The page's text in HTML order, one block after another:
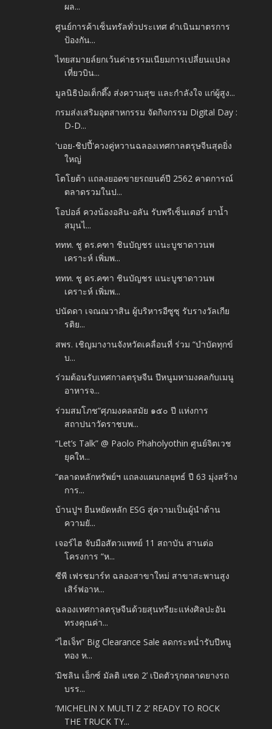
ผล...
ศูนย์การค้าเซ็นทรัลทั่วประเทศ ดำเนินมาตรการ
ป้องกัน...
ไทยสมายล์ยกเว้นค่าธรรมเนียมการเปลี่ยนแปลง
เที่ยวบิน...
มูลนิธิป่อเต็กตึ๊ง ส่งความสุข และกำลังใจ แก่ผู้สูง...
กรมส่งเสริมอุตสาหกรรม จัดกิจกรรม Digital Day :
D-D...
'บอย-ชิปปี้'ควงคู่หวานฉลองเทศกาลตรุษจีนสุดยิ่ง
ใหญ่
โตโยต้า แถลงยอดขายรถยนต์ปี 2562 คาดการณ์
ตลาดรวมในป...
โอปอล์ ควงน้องอลิน-อลัน รับพรีเซ็นเตอร์ ยาน้ำ
สมุนไ...
ททท. ชู ดร.คฑา ชินบัญชร แนะบูชาดาวนพ
เคราะห์ เพิ่มพ...
ททท. ชู ดร.คฑา ชินบัญชร แนะบูชาดาวนพ
เคราะห์ เพิ่มพ...
ปนัดดา เจณณวาสิน ผู้บริหารอีซูซุ รับรางวัลเกีย
รติย...
สพร. เชิญมางานจังหวัดเคลื่อนที่ ร่วม “บำบัดทุกข์
บ...
ร่วมต้อนรับเทศกาลตรุษจีน ปีหนูมหามงคลกับเมนู
อาหารจ...
ร่วมสมโภช“ศุภมงคลสมัย ๑๕๐ ปี แห่งการ
สถาปนาวัดราชบพ...
“Let’s Talk” @ Paolo Phaholyothin ศูนย์จิตเวช
ยุคให...
“ตลาดหลักทรัพย์ฯ แถลงแผนกลยุทธ์ ปี 63 มุ่งสร้าง
การ...
บ้านปูฯ ยืนหยัดหลัก ESG สู่ความเป็นผู้นำด้าน
ความยั...
เจอร์ไฮ จับมือสัตวแพทย์ 11 สถาบัน สานต่อ
โครงการ “ห...
ซีพี เฟรชมาร์ท ฉลองสาขาใหม่ สาขาสะพานสูง
เสิร์ฟอาห...
ฉลองเทศกาลตรุษจีนด้วยสุนทรียะแห่งศิลปะอัน
ทรงคุณค่า...
“ไฮเจ็ท” Big Clearance Sale ลดกระหน่ำรับปีหนู
ทอง ห...
‘มิชลิน เอ็กซ์ มัลติ แซด 2’ เปิดตัวรุกตลาดยางรถ
บรร...
‘MICHELIN X MULTI Z 2’ READY TO ROCK
THE TRUCK TY...